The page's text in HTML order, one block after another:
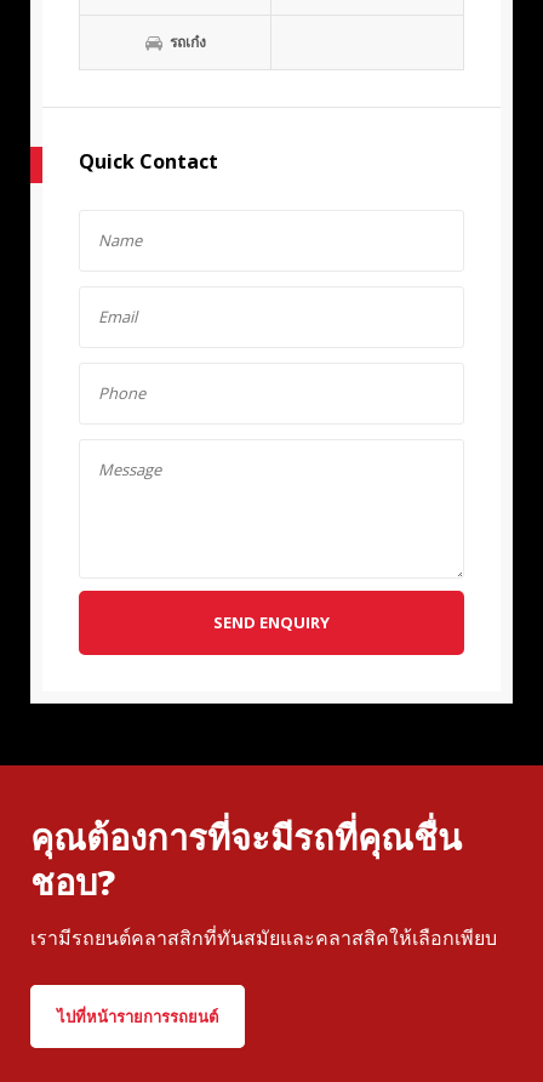
รถเก๋ง
Quick Contact
SEND ENQUIRY
คุณต้องการที่จะมีรถที่คุณชื่น
ชอบ?
เรามีรถยนต์คลาสสิกที่ทันสมัยและคลาสสิคให้เลือกเพียบ
ไปที่หน้ารายการรถยนต์